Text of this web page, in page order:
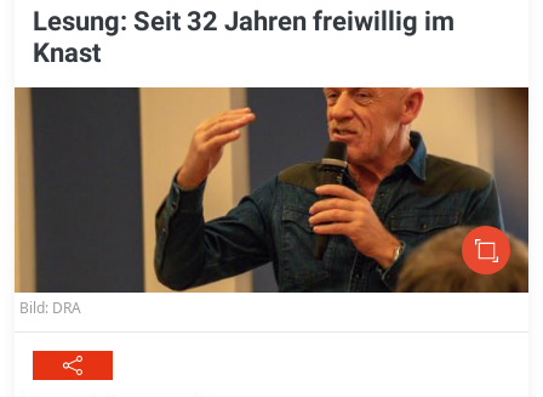
Lesung: Seit 32 Jahren freiwillig im
Knast
Bild: DRA